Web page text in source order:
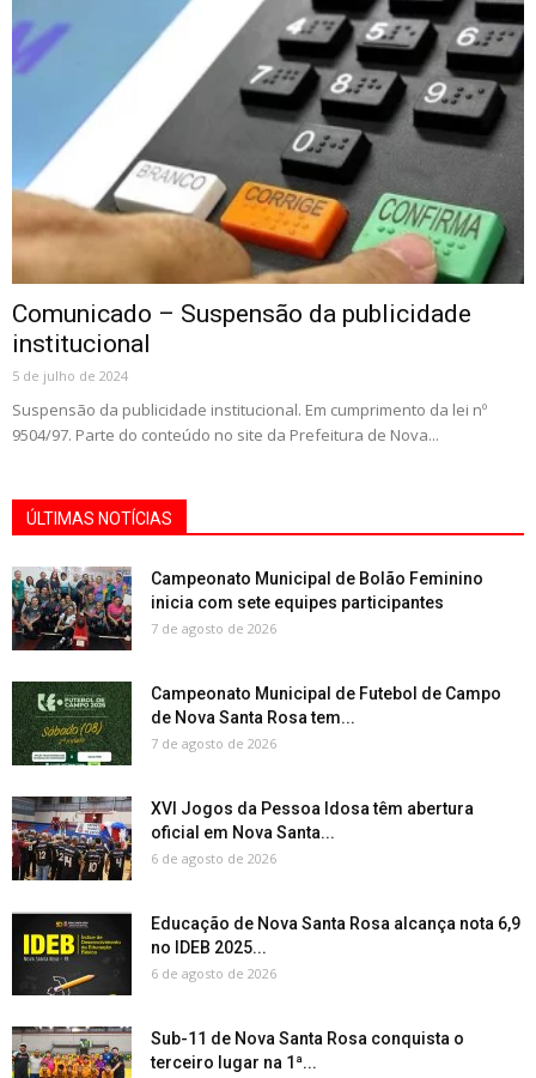
Comunicado – Suspensão da publicidade
institucional
5 de julho de 2024
Suspensão da publicidade institucional. Em cumprimento da lei nº
9504/97. Parte do conteúdo no site da Prefeitura de Nova...
ÚLTIMAS NOTÍCIAS
Campeonato Municipal de Bolão Feminino
inicia com sete equipes participantes
7 de agosto de 2026
Campeonato Municipal de Futebol de Campo
de Nova Santa Rosa tem...
7 de agosto de 2026
XVI Jogos da Pessoa Idosa têm abertura
oficial em Nova Santa...
6 de agosto de 2026
Educação de Nova Santa Rosa alcança nota 6,9
no IDEB 2025...
6 de agosto de 2026
Sub-11 de Nova Santa Rosa conquista o
terceiro lugar na 1ª...